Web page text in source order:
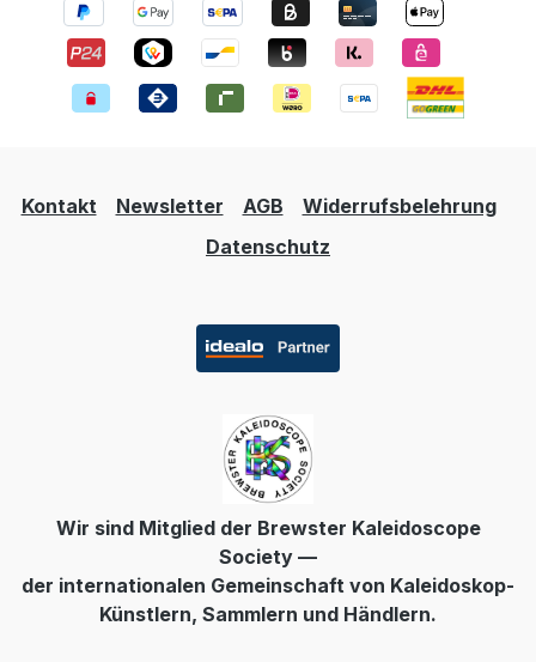
Kontakt Newsletter AGB
Widerrufsbelehrung
Datenschutz
Wir sind Mitglied der Brewster Kaleidoscope
Society —
der internationalen Gemeinschaft von Kaleidoskop-
Künstlern, Sammlern und Händlern.